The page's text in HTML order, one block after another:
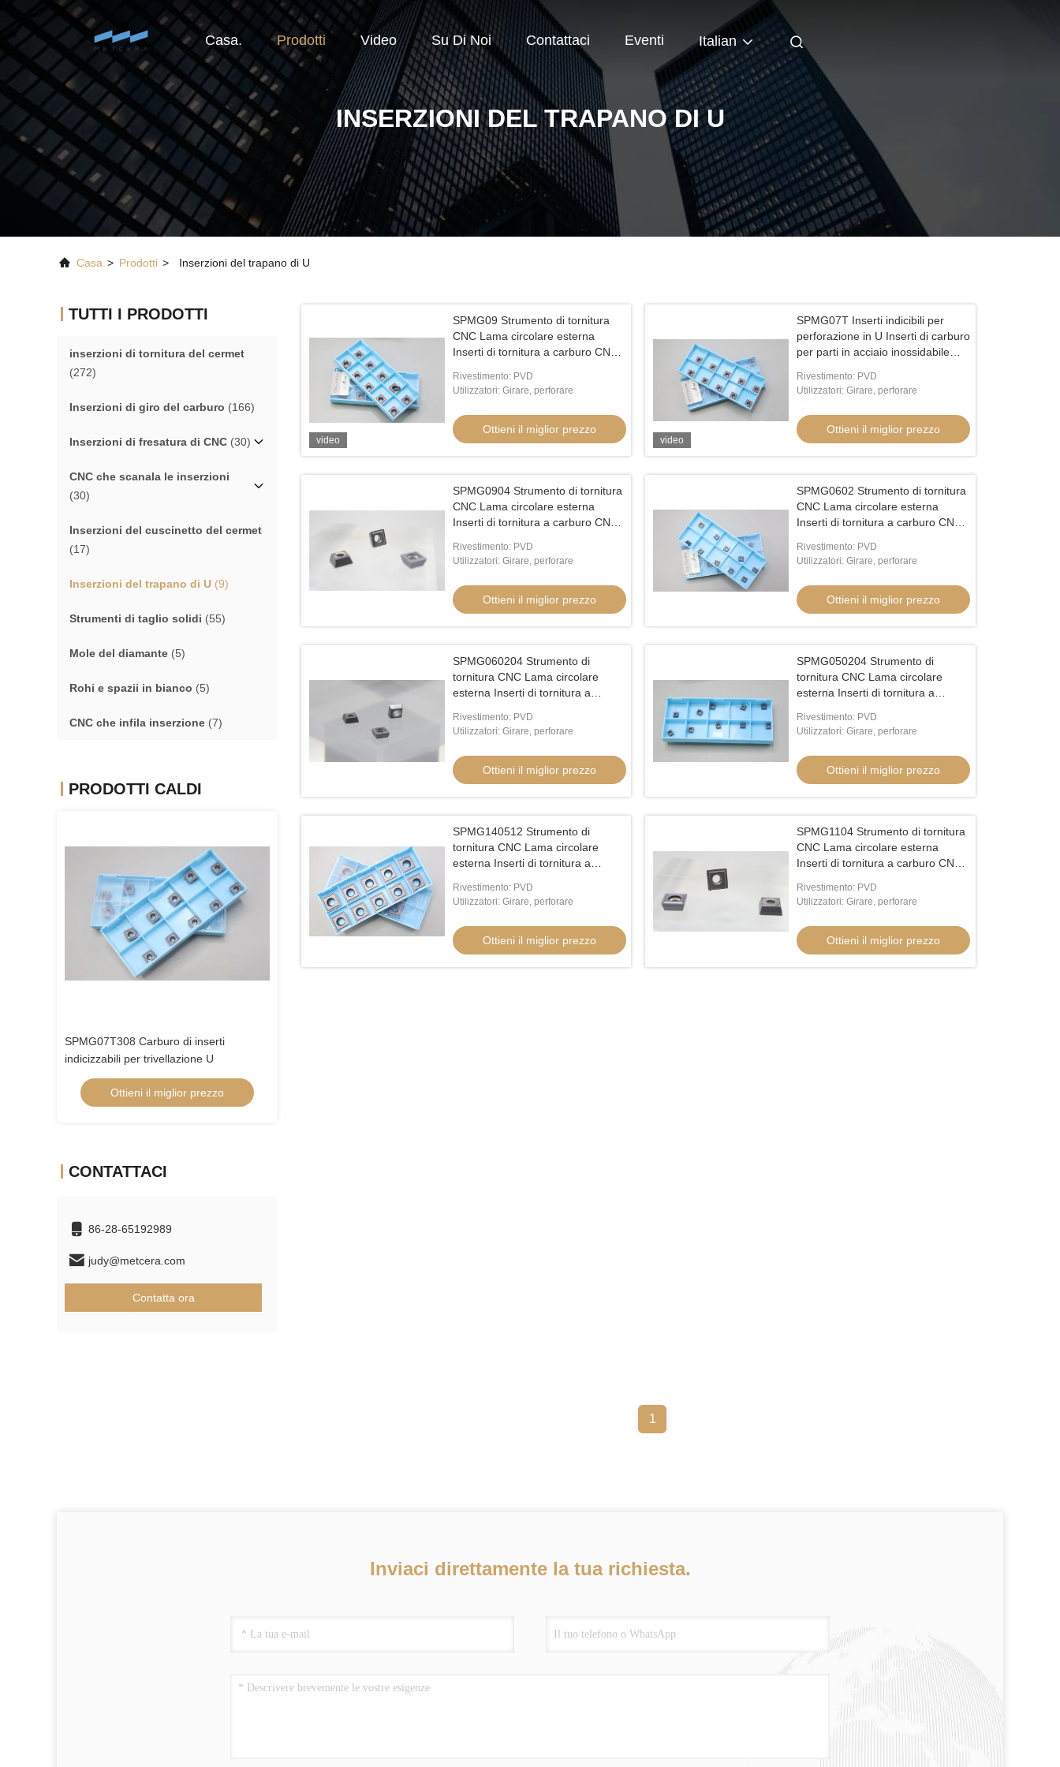
Casa. Prodotti Video Su Di Noi Contattaci Eventi Italian
INSERZIONI DEL TRAPANO DI U
Casa. > Prodotti > Inserzioni del trapano di U
TUTTI I PRODOTTI
inserzioni di tornitura del cermet
(272)
Inserzioni di giro del carburo (166)
Inserzioni di fresatura di CNC (30)
CNC che scanala le inserzioni
(30)
Inserzioni del cuscinetto del cermet
(17)
Inserzioni del trapano di U (9)
Strumenti di taglio solidi (55)
Mole del diamante (5)
Rohi e spazii in bianco (5)
CNC che infila inserzione (7)
PRODOTTI CALDI
SPMG07T308 Carburo di inserti
indicizzabili per trivellazione U
Ottieni il miglior prezzo
CONTATTACI
86-28-65192989
judy@metcera.com
Contatta ora
video
SPMG09 Strumento di tornitura
CNC Lama circolare esterna
Inserti di tornitura a carburo CNC
Rivestimento: PVD
Utilizzatori: Girare, perforare
Ottieni il miglior prezzo
video
SPMG07T Inserti indicibili per
perforazione in U Inserti di carburo
per parti in acciaio inossidabile
Rivestimento: PVD
Utilizzatori: Girare, perforare
Ottieni il miglior prezzo
SPMG0904 Strumento di tornitura
CNC Lama circolare esterna
Inserti di tornitura a carburo CNC
Rivestimento: PVD
Utilizzatori: Girare, perforare
Ottieni il miglior prezzo
SPMG0602 Strumento di tornitura
CNC Lama circolare esterna
Inserti di tornitura a carburo CNC
Rivestimento: PVD
Utilizzatori: Girare, perforare
Ottieni il miglior prezzo
SPMG060204 Strumento di
tornitura CNC Lama circolare
esterna Inserti di tornitura a
SPMG06
Rivestimento: PVD
Utilizzatori: Girare, perforare
Ottieni il miglior prezzo
SPMG050204 Strumento di
tornitura CNC Lama circolare
esterna Inserti di tornitura a
SPMG05
Rivestimento: PVD
Utilizzatori: Girare, perforare
Ottieni il miglior prezzo
SPMG140512 Strumento di
tornitura CNC Lama circolare
esterna Inserti di tornitura a
Inserta SPMG1405
Rivestimento: PVD
Utilizzatori: Girare, perforare
Ottieni il miglior prezzo
SPMG1104 Strumento di tornitura
CNC Lama circolare esterna
Inserti di tornitura a carburo CNC
SPMG110408
Rivestimento: PVD
Utilizzatori: Girare, perforare
Ottieni il miglior prezzo
1
Inviaci direttamente la tua richiesta.